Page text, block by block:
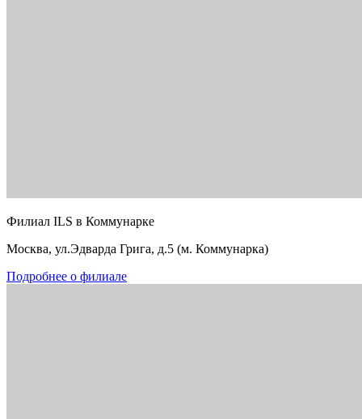
Филиал ILS в Коммунарке
Москва, ул.Эдварда Грига, д.5 (м. Коммунарка)
Подробнее о филиале